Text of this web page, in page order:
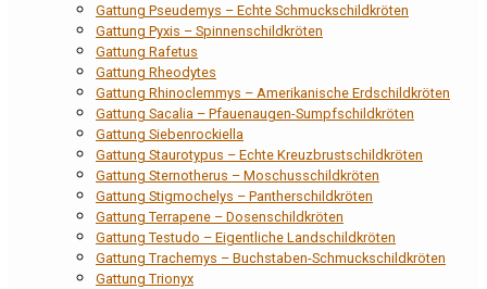
Gattung Pseudemys – Echte Schmuckschildkröten
Gattung Pyxis – Spinnenschildkröten
Gattung Rafetus
Gattung Rheodytes
Gattung Rhinoclemmys – Amerikanische Erdschildkröten
Gattung Sacalia – Pfauenaugen-Sumpfschildkröten
Gattung Siebenrockiella
Gattung Staurotypus – Echte Kreuzbrustschildkröten
Gattung Sternotherus – Moschusschildkröten
Gattung Stigmochelys – Pantherschildkröten
Gattung Terrapene – Dosenschildkröten
Gattung Testudo – Eigentliche Landschildkröten
Gattung Trachemys – Buchstaben-Schmuckschildkröten
Gattung Trionyx